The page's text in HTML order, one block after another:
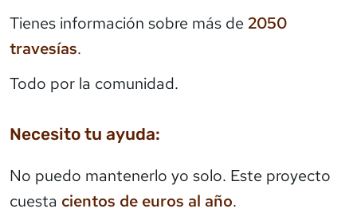
Tienes información sobre más de 2050
travesías.
Todo por la comunidad.
Necesito tu ayuda:
No puedo mantenerlo yo solo. Este proyecto
cuesta cientos de euros al año.